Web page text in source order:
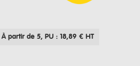
À partir de 5, PU : 18,89 € HT